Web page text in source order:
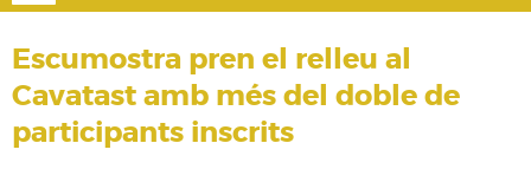
Escumostra pren el relleu al
Cavatast amb més del doble de
participants inscrits